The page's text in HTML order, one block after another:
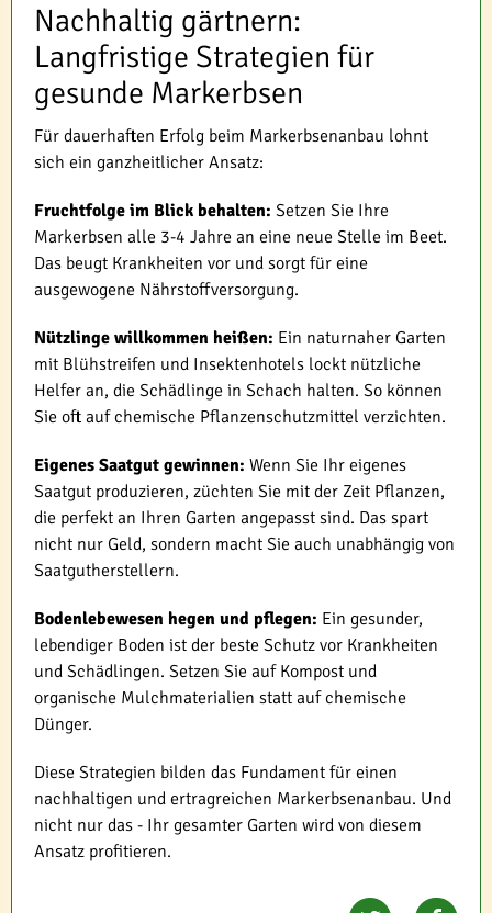
Nachhaltig gärtnern:
Langfristige Strategien für
gesunde Markerbsen
Für dauerhaften Erfolg beim Markerbsenanbau lohnt
sich ein ganzheitlicher Ansatz:
Fruchtfolge im Blick behalten: Setzen Sie Ihre
Markerbsen alle 3-4 Jahre an eine neue Stelle im Beet.
Das beugt Krankheiten vor und sorgt für eine
ausgewogene Nährstoffversorgung.
Nützlinge willkommen heißen: Ein naturnaher Garten
mit Blühstreifen und Insektenhotels lockt nützliche
Helfer an, die Schädlinge in Schach halten. So können
Sie oft auf chemische Pflanzenschutzmittel verzichten.
Eigenes Saatgut gewinnen: Wenn Sie Ihr eigenes
Saatgut produzieren, züchten Sie mit der Zeit Pflanzen,
die perfekt an Ihren Garten angepasst sind. Das spart
nicht nur Geld, sondern macht Sie auch unabhängig von
Saatgutherstellern.
Bodenlebewesen hegen und pflegen: Ein gesunder,
lebendiger Boden ist der beste Schutz vor Krankheiten
und Schädlingen. Setzen Sie auf Kompost und
organische Mulchmaterialien statt auf chemische
Dünger.
Diese Strategien bilden das Fundament für einen
nachhaltigen und ertragreichen Markerbsenanbau. Und
nicht nur das - Ihr gesamter Garten wird von diesem
Ansatz profitieren.